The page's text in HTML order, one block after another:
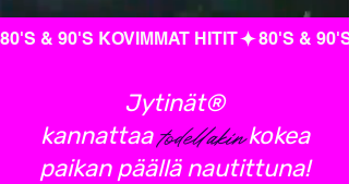
80'S & 90'S KOVIMMAT HITIT
Jytinät®
kannattaatodellakinkokea
paikan päällä nautittuna!